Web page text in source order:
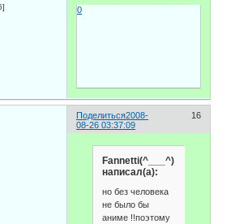
0
Поделиться 16
2008-
08-26 03:37:09
Fannetti(^___^)
написал(а):
но без человека
не было бы
аниме !!поэтому